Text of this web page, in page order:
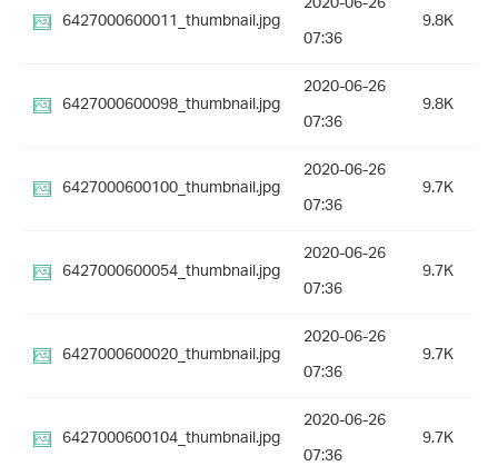
6427000600011_thumbnail.jpg
07:36
9.8K
6427000600098_thumbnail.jpg
2020-06-26
07:36
9.8K
6427000600100_thumbnail.jpg
2020-06-26
07:36
9.7K
6427000600054_thumbnail.jpg
2020-06-26
07:36
9.7K
6427000600020_thumbnail.jpg
2020-06-26
07:36
9.7K
6427000600104_thumbnail.jpg
2020-06-26
07:36
9.7K